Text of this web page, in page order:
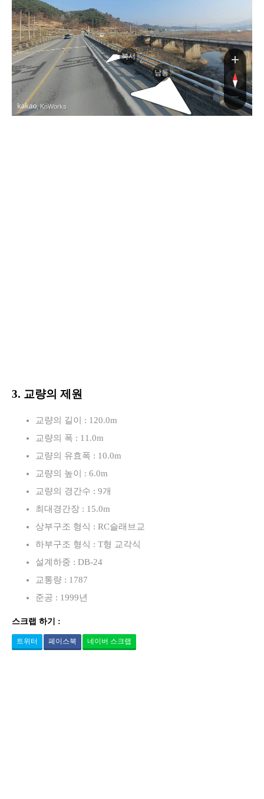
북서
남동
, KnWorks
3. 교량의 제원
교량의 길이 : 120.0m
교량의 폭 : 11.0m
교량의 유효폭 : 10.0m
교량의 높이 : 6.0m
교량의 경간수 : 9개
최대경간장 : 15.0m
상부구조 형식 : RC슬래브교
하부구조 형식 : T형 교각식
설계하중 : DB-24
교통량 : 1787
준공 : 1999년
스크랩 하기 :
트위터 페이스북 네이버 스크랩